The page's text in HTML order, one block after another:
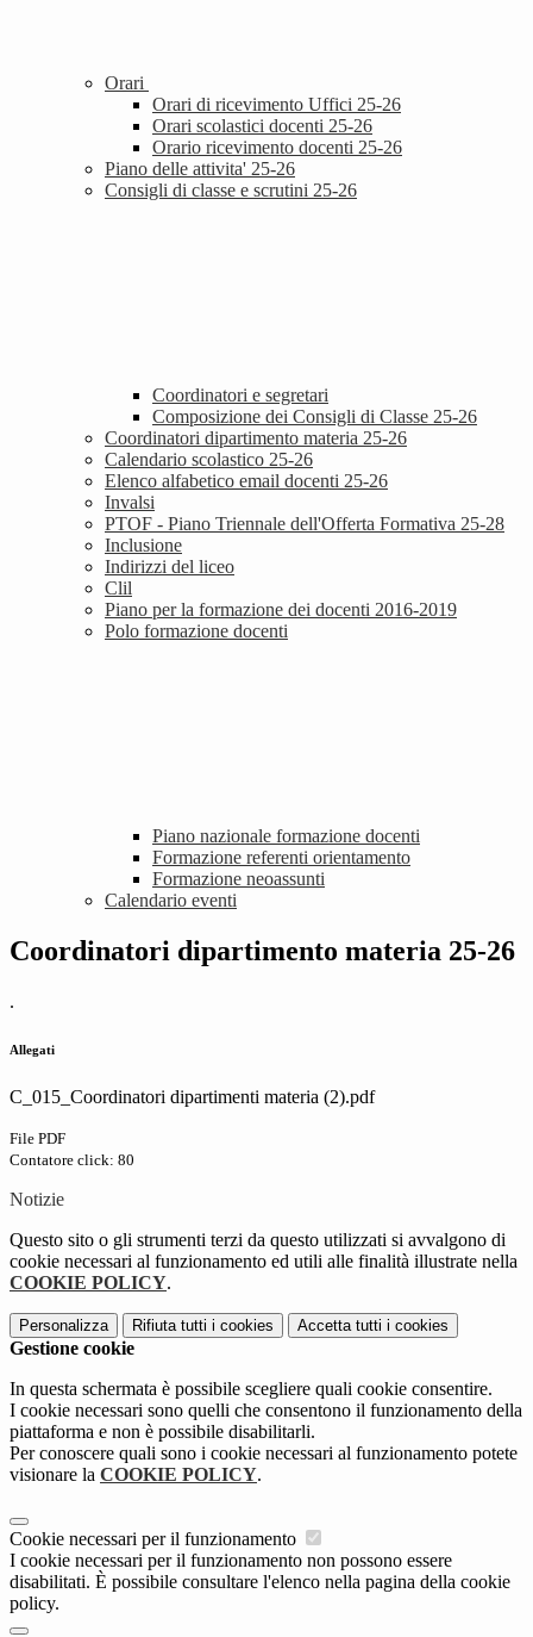
Orari
Orari di ricevimento Uffici 25-26
Orari scolastici docenti 25-26
Orario ricevimento docenti 25-26
Piano delle attivita' 25-26
Consigli di classe e scrutini 25-26
Coordinatori e segretari
Composizione dei Consigli di Classe 25-26
Coordinatori dipartimento materia 25-26
Calendario scolastico 25-26
Elenco alfabetico email docenti 25-26
Invalsi
PTOF - Piano Triennale dell'Offerta Formativa 25-28
Inclusione
Indirizzi del liceo
Clil
Piano per la formazione dei docenti 2016-2019
Polo formazione docenti
Piano nazionale formazione docenti
Formazione referenti orientamento
Formazione neoassunti
Calendario eventi
Coordinatori dipartimento materia 25-26
.
Allegati
C_015_Coordinatori dipartimenti materia (2).pdf
File PDF
Contatore click: 80
Notizie
Questo sito o gli strumenti terzi da questo utilizzati si avvalgono di
cookie necessari al funzionamento ed utili alle finalità illustrate nella
COOKIE POLICY.
Personalizza Rifiuta tutti i cookies Accetta tutti i cookies
Gestione cookie
In questa schermata è possibile scegliere quali cookie consentire.
I cookie necessari sono quelli che consentono il funzionamento della
piattaforma e non è possibile disabilitarli.
Per conoscere quali sono i cookie necessari al funzionamento potete
visionare la COOKIE POLICY.
Cookie necessari per il funzionamento
I cookie necessari per il funzionamento non possono essere
disabilitati. È possibile consultare l'elenco nella pagina della cookie
policy.